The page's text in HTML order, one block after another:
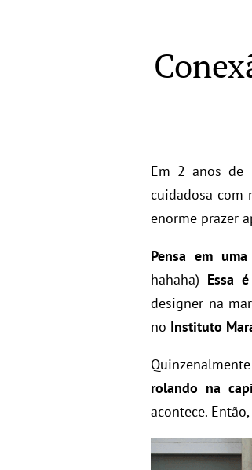
Em 2 anos de
cuidadosa com
enorme prazer
Pensa em
hahaha) Essa
designer na
no Instituto
rolando na
acontece.